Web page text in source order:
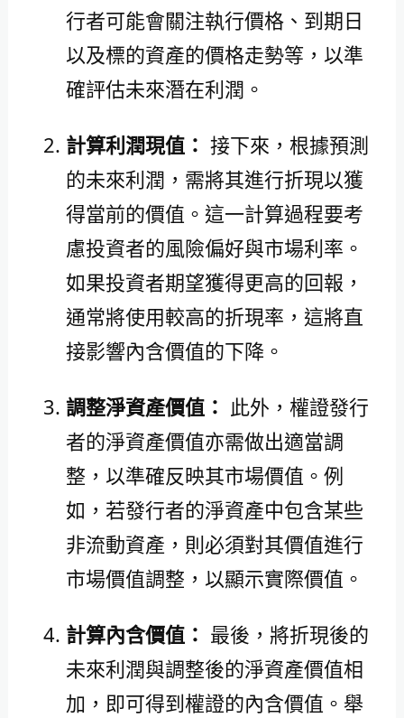
行者可能會關注執行價格、到期日
以及標的資產的價格走勢等，以準
確評估未來潛在利潤。
計算利潤現值： 接下來，根據預測
的未來利潤，需將其進行折現以獲
得當前的價值。這一計算過程要考
慮投資者的風險偏好與市場利率。
如果投資者期望獲得更高的回報，
通常將使用較高的折現率，這將直
接影響內含價值的下降。
調整淨資產價值： 此外，權證發行
者的淨資產價值亦需做出適當調
整，以準確反映其市場價值。例
如，若發行者的淨資產中包含某些
非流動資產，則必須對其價值進行
市場價值調整，以顯示實際價值。
計算內含價值： 最後，將折現後的
未來利潤與調整後的淨資產價值相
加，即可得到權證的內含價值。舉